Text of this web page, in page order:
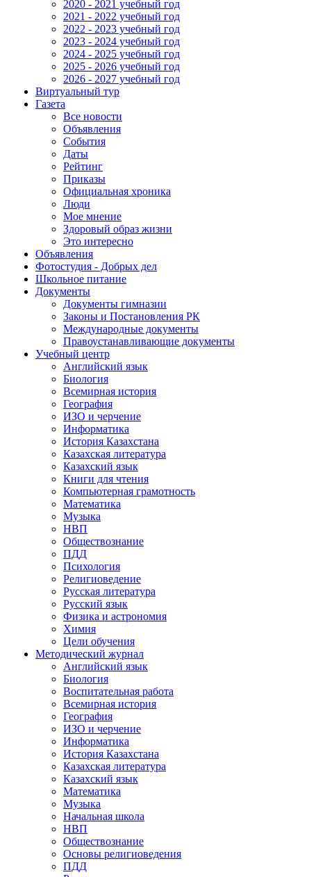
2020 - 2021 учебный год
2021 - 2022 учебный год
2022 - 2023 учебный год
2023 - 2024 учебный год
2024 - 2025 учебный год
2025 - 2026 учебный год
2026 - 2027 учебный год
Виртуальный тур
Газета
Все новости
Объявления
События
Даты
Рейтинг
Приказы
Официальная хроника
Люди
Мое мнение
Здоровый образ жизни
Это интересно
Объявления
Фотостудия - Добрых дел
Школьное питание
Документы
Документы гимназии
Законы и Постановления РК
Международные документы
Правоустанавливающие документы
Учебный центр
Английский язык
Биология
Всемирная история
География
ИЗО и черчение
Информатика
История Казахстана
Казахская литература
Казахский язык
Книги для чтения
Компьютерная грамотность
Математика
Музыка
НВП
Обществознание
ПДД
Психология
Религиоведение
Русская литература
Русский язык
Физика и астрономия
Химия
Цели обучения
Методический журнал
Английский язык
Биология
Воспитательная работа
Всемирная история
География
ИЗО и черчение
Информатика
История Казахстана
Казахская литература
Казахский язык
Математика
Музыка
Начальная школа
НВП
Обществознание
Основы религиоведения
ПДД